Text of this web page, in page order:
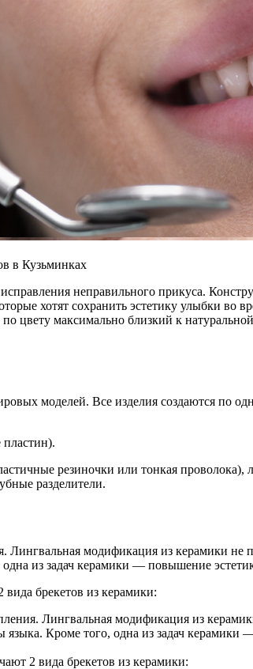
в Кузьминках
неправильного прикуса.
хотят сохранить эстетику улыбки во
цвету максимально близкий к
моделей. Все изделия создаются по
пластин).
резиночки или тонкая
разделители.
Лингвальная модификация из керамики
из задач керамики — повышение
вида брекетов из керамики:
Лингвальная модификация из
Кроме того, одна из задач
2 вида брекетов из керамики: